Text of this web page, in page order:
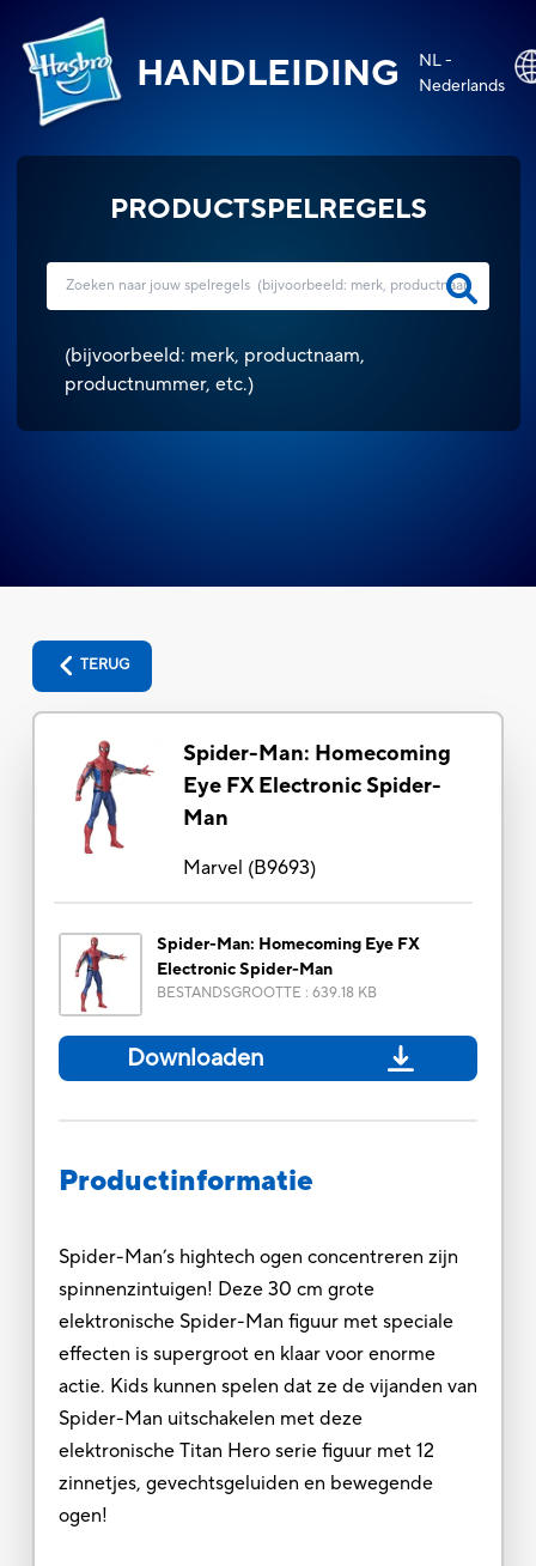
HANDLEIDING
NL -
Nederlands
PRODUCTSPELREGELS
(bijvoorbeeld: merk, productnaam,
productnummer, etc.)
TERUG
Spider-Man: Homecoming
Eye FX Electronic Spider-
Man
Marvel (B9693)
Spider-Man: Homecoming Eye FX
Electronic Spider-Man
BESTANDSGROOTTE : 639.18 KB
Downloaden
Productinformatie
Spider-Man’s hightech ogen concentreren zijn
spinnenzintuigen! Deze 30 cm grote
elektronische Spider-Man figuur met speciale
effecten is supergroot en klaar voor enorme
actie. Kids kunnen spelen dat ze de vijanden van
Spider-Man uitschakelen met deze
elektronische Titan Hero serie figuur met 12
zinnetjes, gevechtsgeluiden en bewegende
ogen!